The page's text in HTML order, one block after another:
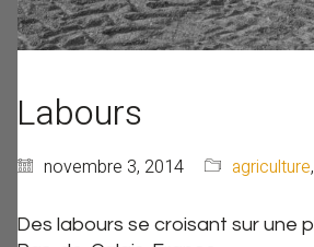
Labours
novembre 3, 2014 agriculture,
Des labours se croisant sur une